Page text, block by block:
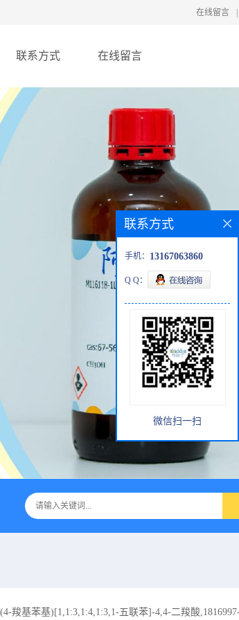
在线留言
联系方式 在线留言
羧基苯基)[1,1:3,1:4,1:3,1-五联苯]-4,4-二羧酸
联系方式
手机： 13167063860
Q Q：
微信扫一扫